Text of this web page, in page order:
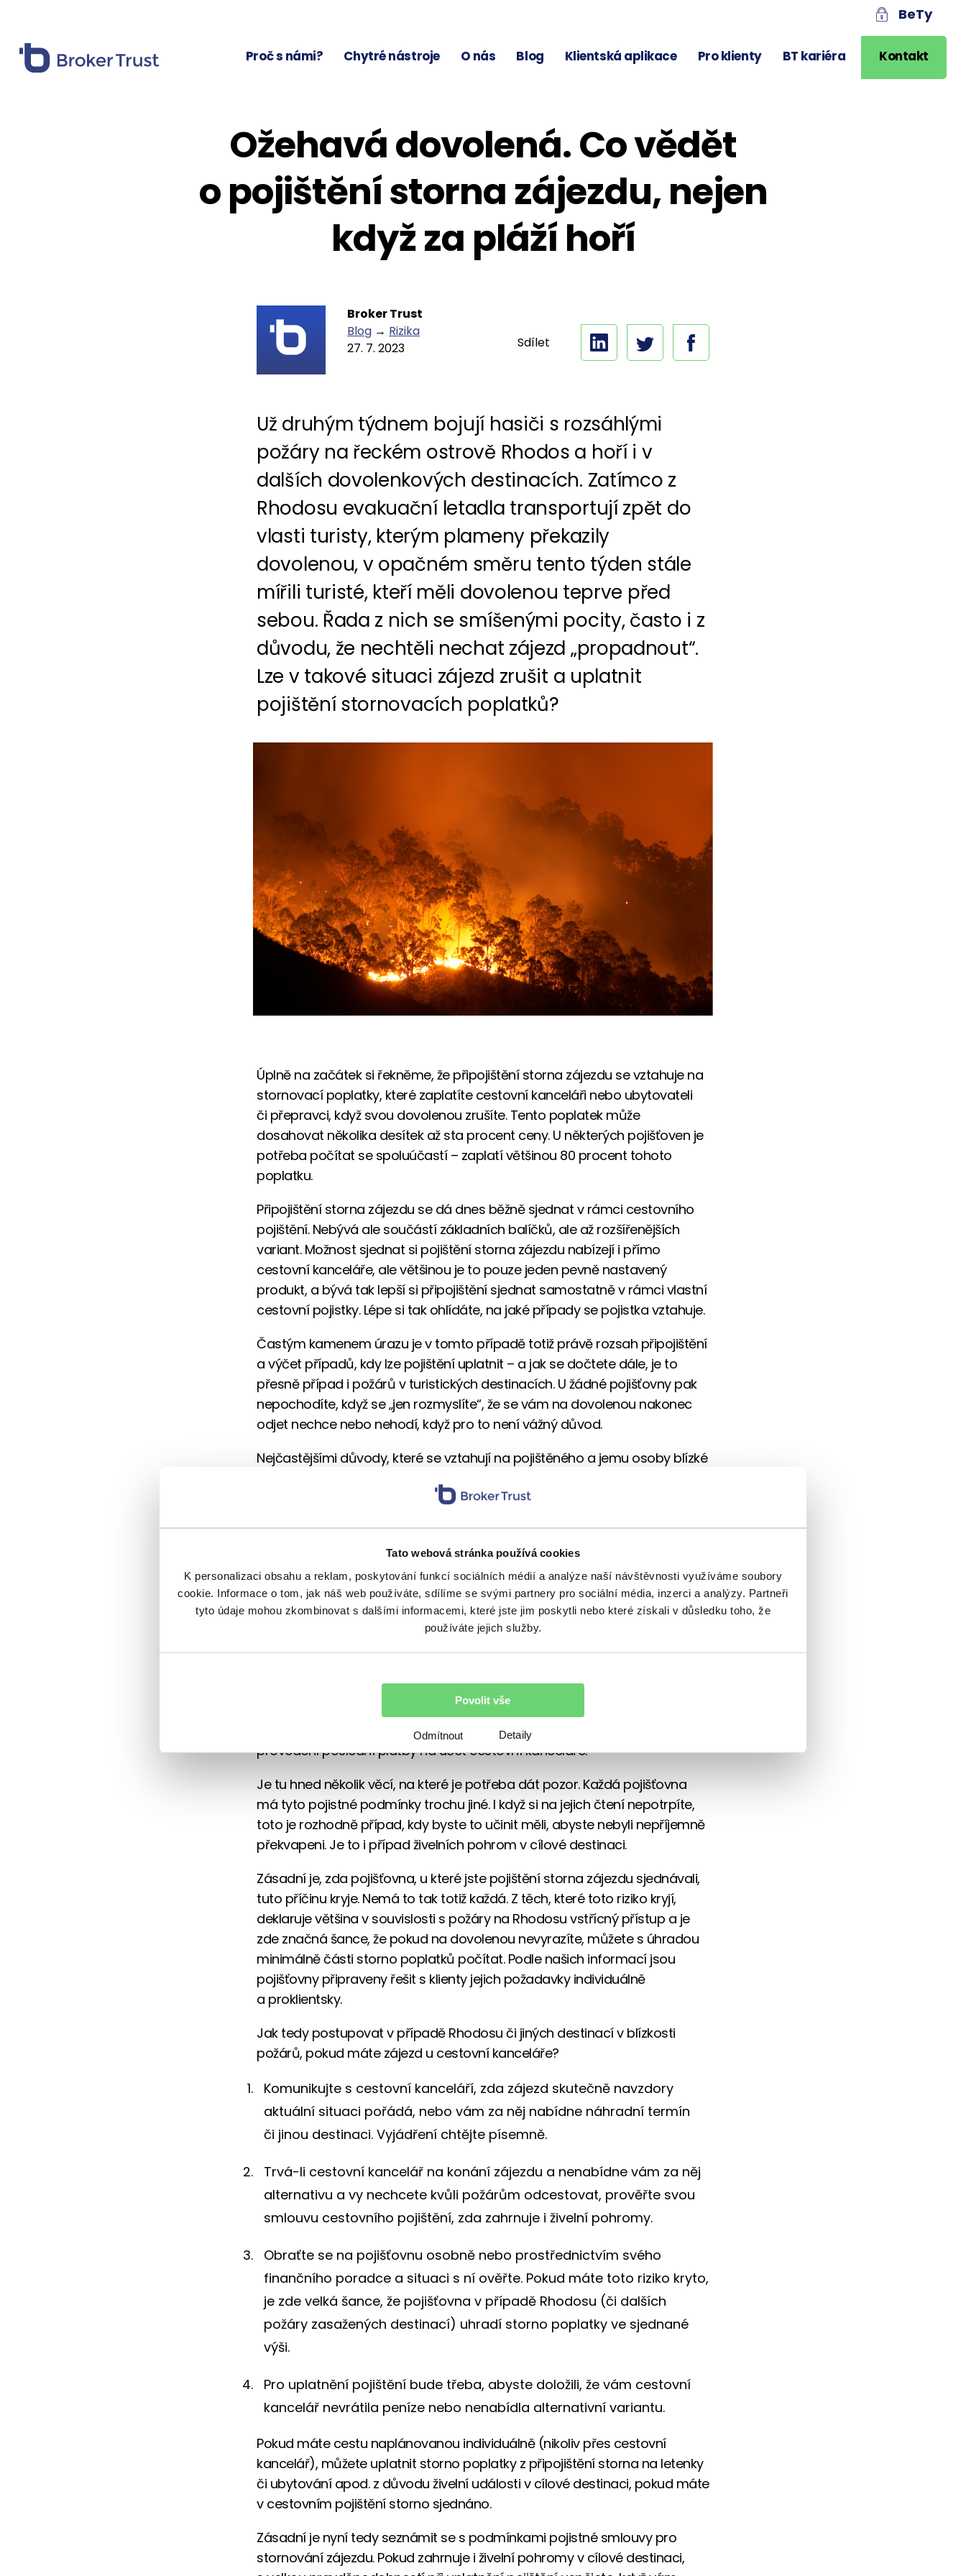
Detaily
Tato webová stránka používá cookies
K personalizaci obsahu a reklam, poskytování funkcí sociálních médií a analýze naší návštěvnosti využíváme soubory
cookie. Informace o tom, jak náš web používáte, sdílíme se svými partnery pro sociální média, inzerci a analýzy. Partneři
tyto údaje mohou zkombinovat s dalšími informacemi, které jste jim poskytli nebo které získali v důsledku toho, že
používáte jejich služby.
Odmítnout
Povolit vše
Proč s námi? Chytré nástroje O nás Blog Klientská aplikace Pro klienty BT kariéra Kontakt
BeTy
Ožehavá dovolená. Co vědět
o pojištění storna zájezdu, nejen
když za pláží hoří
Broker Trust
Blog → Rizika
27. 7. 2023
Sdílet
Už druhým týdnem bojují hasiči s rozsáhlými
požáry na řeckém ostrově Rhodos a hoří i v
dalších dovolenkových destinacích. Zatímco z
Rhodosu evakuační letadla transportují zpět do
vlasti turisty, kterým plameny překazily
dovolenou, v opačném směru tento týden stále
mířili turisté, kteří měli dovolenou teprve před
sebou. Řada z nich se smíšenými pocity, často i z
důvodu, že nechtěli nechat zájezd „propadnout“.
Lze v takové situaci zájezd zrušit a uplatnit
pojištění stornovacích poplatků?
Úplně na začátek si řekněme, že připojištění storna zájezdu se vztahuje na
stornovací poplatky, které zaplatíte cestovní kanceláři nebo ubytovateli
či přepravci, když svou dovolenou zrušíte. Tento poplatek může
dosahovat několika desítek až sta procent ceny. U některých pojišťoven je
potřeba počítat se spoluúčastí – zaplatí většinou 80 procent tohoto
poplatku.
Připojištění storna zájezdu se dá dnes běžně sjednat v rámci cestovního
pojištění. Nebývá ale součástí základních balíčků, ale až rozšířenějších
variant. Možnost sjednat si pojištění storna zájezdu nabízejí i přímo
cestovní kanceláře, ale většinou je to pouze jeden pevně nastavený
produkt, a bývá tak lepší si připojištění sjednat samostatně v rámci vlastní
cestovní pojistky. Lépe si tak ohlídáte, na jaké případy se pojistka vztahuje.
Častým kamenem úrazu je v tomto případě totiž právě rozsah připojištění
a výčet případů, kdy lze pojištění uplatnit – a jak se dočtete dále, je to
přesně případ i požárů v turistických destinacích. U žádné pojišťovny pak
nepochodíte, když se „jen rozmyslíte“, že se vám na dovolenou nakonec
odjet nechce nebo nehodí, když pro to není vážný důvod.
Nejčastějšími důvody, které se vztahují na pojištěného a jemu osoby blízké
Předvolání k soudu
Rozsáhlá škoda na majetku
Konání opravné zkoušky
Vyjmenované události musejí nastat až po sjednání pojištění. To je třeba
uzavřít ve stanovené lhůtě od zakoupení zájezdu, zpravidla v řádu dnů od
provedení poslední platby na účet cestovní kanceláře.
Je tu hned několik věcí, na které je potřeba dát pozor. Každá pojišťovna
má tyto pojistné podmínky trochu jiné. I když si na jejich čtení nepotrpíte,
toto je rozhodně případ, kdy byste to učinit měli, abyste nebyli nepříjemně
překvapeni. Je to i případ živelních pohrom v cílové destinaci.
Zásadní je, zda pojišťovna, u které jste pojištění storna zájezdu sjednávali,
tuto příčinu kryje. Nemá to tak totiž každá. Z těch, které toto riziko kryjí,
deklaruje většina v souvislosti s požáry na Rhodosu vstřícný přístup a je
zde značná šance, že pokud na dovolenou nevyrazíte, můžete s úhradou
minimálně části storno poplatků počítat. Podle našich informací jsou
pojišťovny připraveny řešit s klienty jejich požadavky individuálně
a proklientsky.
Jak tedy postupovat v případě Rhodosu či jiných destinací v blízkosti
požárů, pokud máte zájezd u cestovní kanceláře?
Komunikujte s cestovní kanceláří, zda zájezd skutečně navzdory
aktuální situaci pořádá, nebo vám za něj nabídne náhradní termín
či jinou destinaci. Vyjádření chtějte písemně.
Trvá-li cestovní kancelář na konání zájezdu a nenabídne vám za něj
alternativu a vy nechcete kvůli požárům odcestovat, prověřte svou
smlouvu cestovního pojištění, zda zahrnuje i živelní pohromy.
Obraťte se na pojišťovnu osobně nebo prostřednictvím svého
finančního poradce a situaci s ní ověřte. Pokud máte toto riziko kryto,
je zde velká šance, že pojišťovna v případě Rhodosu (či dalších
požáry zasažených destinací) uhradí storno poplatky ve sjednané
výši.
Pro uplatnění pojištění bude třeba, abyste doložili, že vám cestovní
kancelář nevrátila peníze nebo nenabídla alternativní variantu.
Pokud máte cestu naplánovanou individuálně (nikoliv přes cestovní
kancelář), můžete uplatnit storno poplatky z připojištění storna na letenky
či ubytování apod. z důvodu živelní události v cílové destinaci, pokud máte
v cestovním pojištění storno sjednáno.
Zásadní je nyní tedy seznámit se s podmínkami pojistné smlouvy pro
stornování zájezdu. Pokud zahrnuje i živelní pohromy v cílové destinaci,